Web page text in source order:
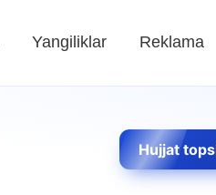
Yangiliklar Reklama
Hujjat